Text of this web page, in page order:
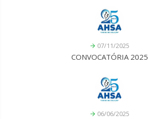
07/11/2025
CONVOCATÓRIA 2025
06/06/2025